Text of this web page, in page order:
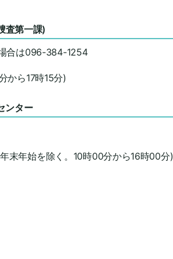
査第一課)
合は096-384-1254
ら17時15分)
ンター
年始を除く。10時00分から16時00分)